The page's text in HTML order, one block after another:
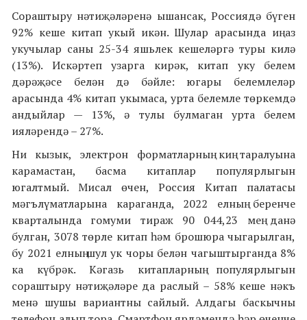
Сораштыру нәтиҗәләренә ышансак, Россиядә бүген
92% кеше китап укый икән. Шулар арасында иң аз
укучылар саны 25-34 яшьлек кешеләргә туры килә
(13%). Искәртеп узарга кирәк, китап уку белем
дәрәҗәсе белән дә бәйле: югары белемлеләр
арасында 4% китап укымаса, урта белемле төркемдә
андыйлар — 13%, ә тулы булмаган урта белем
ияләрендә – 27%.
Ни кызык, электрон форматларның киң таралуына
карамастан, басма китаплар популярлыгын
югалтмый. Мисал өчен, Россия Китап палатасы
мәгълүматларына караганда, 2022 елның беренче
кварталында гомуми тираж 90 044,23 мең данә
булган, 3078 төрле китап һәм брошюра чыгарылган,
бу 2021 елның шул ук чоры белән чагыштырганда 8%
ка күбрәк. Кәгазь китапларның популярлыгын
сораштыру нәтиҗәләре да раслый – 58% кеше нәкъ
менә шушы вариантны сайлый. Алдагы баскычны